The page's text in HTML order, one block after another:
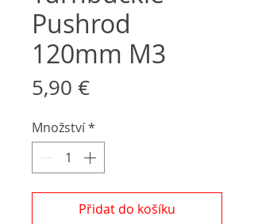
Pushrod
120mm M3
5,90 €Cena
Množství*
Přidat do košíku